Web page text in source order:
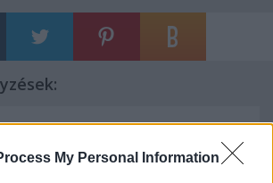
My Personal Information